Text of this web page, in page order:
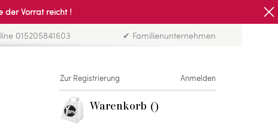
der Vorrat reicht !
015205841603 ✔ Familienunternehmen
Zur Registrierung Anmelden
Warenkorb